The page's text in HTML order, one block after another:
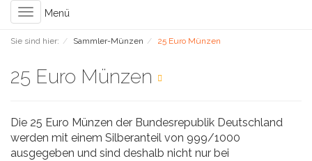
Toggle
navigation
Menü
Sie sind hier: Sammler-Münzen 25 Euro Münzen
25 Euro Münzen
Die 25 Euro Münzen der Bundesrepublik Deutschland
werden mit einem Silberanteil von 999/1000
ausgegeben und sind deshalb nicht nur bei